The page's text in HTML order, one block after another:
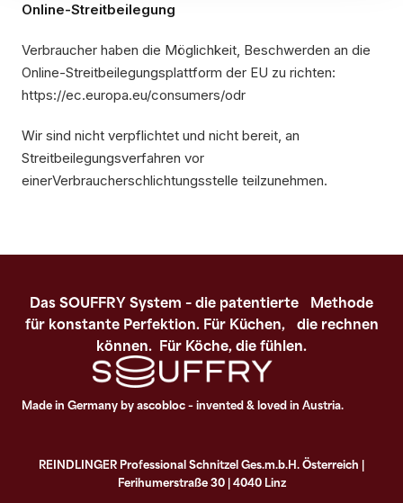
Online-Streitbeilegung
Verbraucher haben die Möglichkeit, Beschwerden an die
Online-Streitbeilegungsplattform der EU zu richten:
https://ec.europa.eu/consumers/odr
Wir sind nicht verpflichtet und nicht bereit, an
Streitbeilegungsverfahren vor
einerVerbraucherschlichtungsstelle teilzunehmen.
Das SOUFFRY System – die patentierte Methode
für konstante Perfektion. Für Küchen, die rechnen
können. Für Köche, die fühlen.
Made in Germany by ascobloc – invented & loved in Austria.
REINDLINGER Professional Schnitzel Ges.m.b.H. Österreich |
Ferihumerstraße 30 | 4040 Linz